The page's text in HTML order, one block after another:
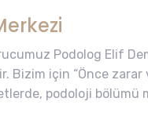
Podolog Elif
Bizim için “Önce zarar
podoloji bölümü